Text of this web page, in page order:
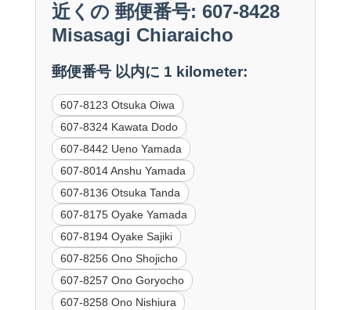
近くの 郵便番号: 607-8428
Misasagi Chiaraicho
郵便番号 以内に 1 kilometer:
607-8123 Otsuka Oiwa
607-8324 Kawata Dodo
607-8442 Ueno Yamada
607-8014 Anshu Yamada
607-8136 Otsuka Tanda
607-8175 Oyake Yamada
607-8194 Oyake Sajiki
607-8256 Ono Shojicho
607-8257 Ono Goryocho
607-8258 Ono Nishiura